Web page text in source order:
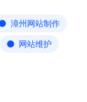
漳州网站制作
网站维护